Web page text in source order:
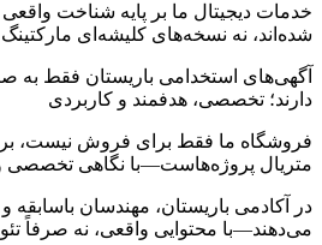
خدمات دیجیتال ما بر پایه شناخت
شده‌اند، نه نسخه‌های کلیشه‌ای مارکتینگ
آگهی‌های استخدامی باریستان فقط
دارند؛ تخصصی، هدفمند و کاربردی
فروشگاه ما فقط برای فروش نیست،
متریال پروژه‌هاست—با نگاهی تخصصی
در آکادمی باریستان، مهندسان
می‌دهند—با محتوایی واقعی، نه صرفاً